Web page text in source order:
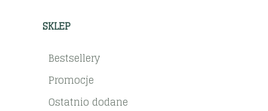
SKLEP
Bestsellery
Promocje
Ostatnio dodane